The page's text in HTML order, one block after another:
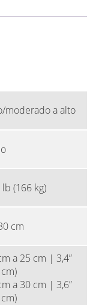
moderado a alto
(166 kg)
cm
a 25 cm | 3,4”
a 30 cm | 3,6”